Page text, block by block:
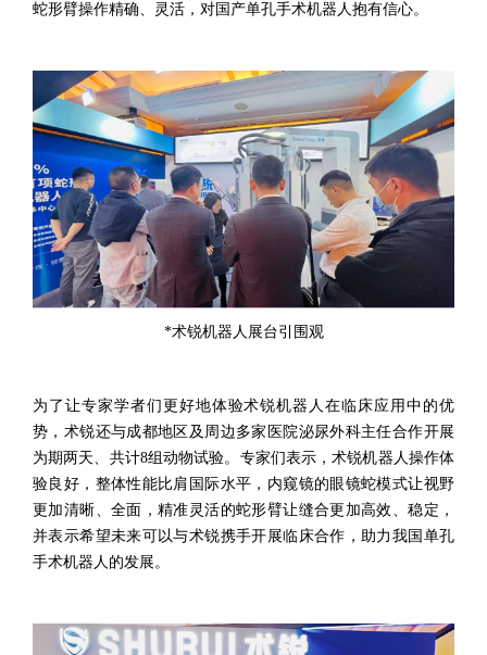
蛇形臂操作精确、灵活，对国产单孔手术机器人抱有信心。
*术锐机器人展台引围观
为了让专家学者们更好地体验术锐机器人在临床应用中的优
势，术锐还与成都地区及周边多家医院泌尿外科主任合作开展
为期两天、共计8组动物试验。专家们表示，术锐机器人操作体
验良好，整体性能比肩国际水平，内窥镜的眼镜蛇模式让视野
更加清晰、全面，精准灵活的蛇形臂让缝合更加高效、稳定，
并表示希望未来可以与术锐携手开展临床合作，助力我国单孔
手术机器人的发展。